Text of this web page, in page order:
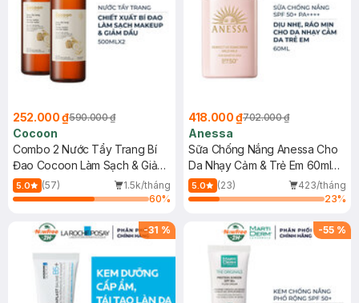
252.000 ₫590.000 ₫
Cocoon
Combo 2 Nước Tẩy Trang Bí
Đao Cocoon Làm Sạch & Giảm
Dầu 500ml
5.0 (57)
1.5k/tháng
60%
418.000 ₫702.000 ₫
Anessa
Sữa Chống Nắng Anessa Cho
Da Nhạy Cảm & Trẻ Em 60ml
(Mới)
5.0 (23)
423/tháng
23%
-31 % -55 %